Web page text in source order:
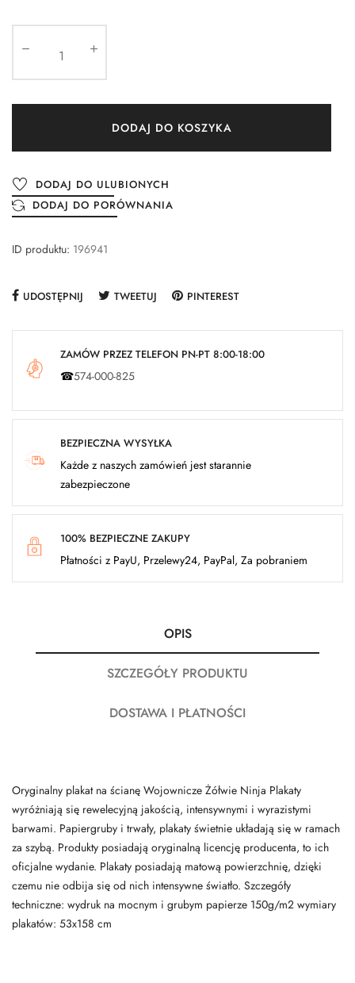
DODAJ DO KOSZYKA
DODAJ DO ULUBIONYCH
DODAJ DO PORÓWNANIA
ID produktu: 196941
UDOSTĘPNIJ TWEETUJ PINTEREST
ZAMÓW PRZEZ TELEFON PN-PT 8:00-18:00
☎574-000-825
BEZPIECZNA WYSYŁKA
Każde z naszych zamówień jest starannie
zabezpieczone
100% BEZPIECZNE ZAKUPY
Płatności z PayU, Przelewy24, PayPal, Za pobraniem
OPIS
SZCZEGÓŁY PRODUKTU
DOSTAWA I PŁATNOŚCI
Oryginalny plakat na ścianę Wojownicze Żółwie Ninja Plakaty
wyróżniają się rewelecyjną jakością, intensywnymi i wyrazistymi
barwami. Papiergruby i trwały, plakaty świetnie układają się w ramach
za szybą. Produkty posiadają oryginalną licencję producenta, to ich
oficjalne wydanie. Plakaty posiadają matową powierzchnię, dzięki
czemu nie odbija się od nich intensywne światło. Szczegóły
techniczne: wydruk na mocnym i grubym papierze 150g/m2 wymiary
plakatów: 53x158 cm